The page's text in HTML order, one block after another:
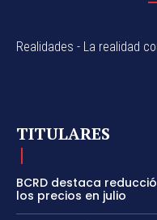
Realidades - La realidad
TITULARES
BCRD destaca
los precios en julio